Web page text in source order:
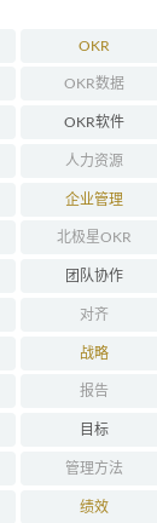
OKR
OKR数据
OKR软件
人力资源
企业管理
北极星OKR
团队协作
对齐
战略
报告
目标
管理方法
绩效